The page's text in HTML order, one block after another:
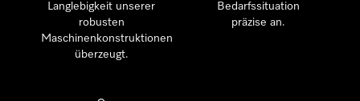
Langlebigkeit unserer
robusten
Maschinenkonstruktionen
überzeugt.
Bedarfssituation
präzise an.